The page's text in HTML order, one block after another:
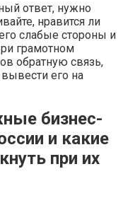
ответ, нужно
нравится ли
слабые стороны и
грамотном
обратную связь,
его на
бизнес-
и какие
при их